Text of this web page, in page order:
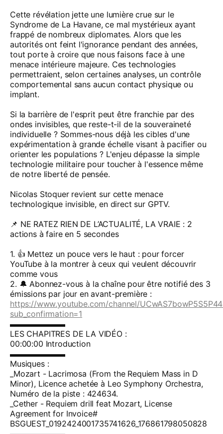
Cette révélation jette une lumière crue sur le
Syndrome de La Havane, ce mal mystérieux ayant
frappé de nombreux diplomates. Alors que les
autorités ont feint l'ignorance pendant des années,
tout porte à croire que nous faisons face à une
menace intérieure majeure. Ces technologies
permettraient, selon certaines analyses, un contrôle
comportemental sans aucun contact physique ou
implant.
Si la barrière de l'esprit peut être franchie par des
ondes invisibles, que reste-t-il de la souveraineté
individuelle ? Sommes-nous déjà les cibles d'une
expérimentation à grande échelle visant à pacifier ou
orienter les populations ? L'enjeu dépasse la simple
technologie militaire pour toucher à l'essence même
de notre liberté de pensée.
Nicolas Stoquer revient sur cette menace
technologique invisible, en direct sur GPTV.
📌 NE RATEZ RIEN DE L’ACTUALITÉ, LA VRAIE : 2
actions à faire en 5 secondes
1. 👍 Mettez un pouce vers le haut : pour forcer
YouTube à la montrer à ceux qui veulent découvrir
comme vous
2. 🔔 Abonnez-vous à la chaîne pour être notifié des 3
émissions par jour en avant-première :
https://www.youtube.com/channel/
sub_confirmation=1
▬▬▬▬▬▬▬
LES CHAPITRES DE LA VIDÉO :
00:00:00 Introduction
▬▬▬▬▬▬▬
Musiques :
_Mozart - Lacrimosa (From the Requiem Mass in D
Minor), Licence achetée à Leo Symphony Orchestra,
Numéro de la piste : 424634.
_Cether - Requiem drill feat Mozart, License
Agreement for Invoice#
BSGUEST_0192424001735741626_176861798050828